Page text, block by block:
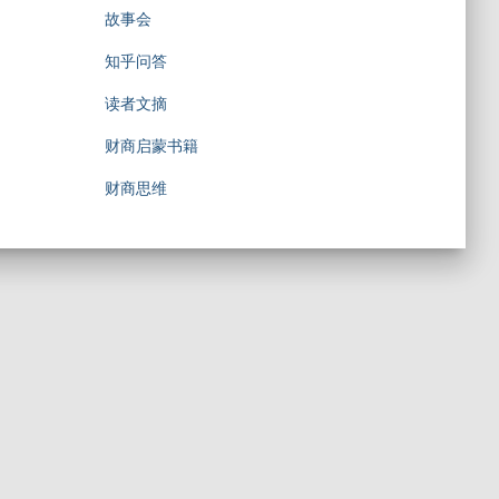
故事会
知乎问答
读者文摘
财商启蒙书籍
财商思维